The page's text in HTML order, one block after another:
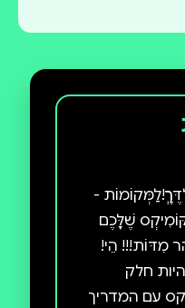
-
שֶׁלָּכֶם
מִדּוֹת!!! הֵי!
חלק
עם המדריך